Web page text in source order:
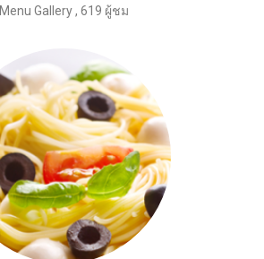
Menu Gallery, 619 ผู้ชม